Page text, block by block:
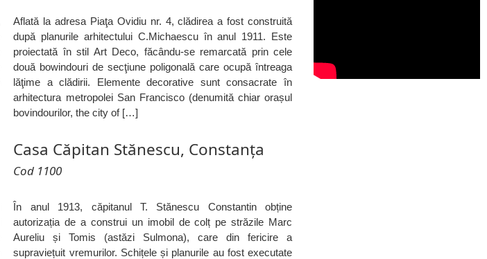
Aflată la adresa Piaţa Ovidiu nr. 4, clădirea a fost construită
după planurile arhitectului C.Michaescu în anul 1911. Este
proiectată în stil Art Deco, făcându-se remarcată prin cele
două bowindouri de secţiune poligonală care ocupă întreaga
lăţime a clădirii. Elemente decorative sunt consacrate în
arhitectura metropolei San Francisco (denumită chiar orașul
bovindourilor, the city of […]
Casa Căpitan Stănescu, Constanța
Cod 1100
În anul 1913, căpitanul T. Stănescu Constantin obține
autorizația de a construi un imobil de colț pe străzile Marc
Aureliu și Tomis (astăzi Sulmona), care din fericire a
supraviețuit vremurilor. Schițele și planurile au fost executate